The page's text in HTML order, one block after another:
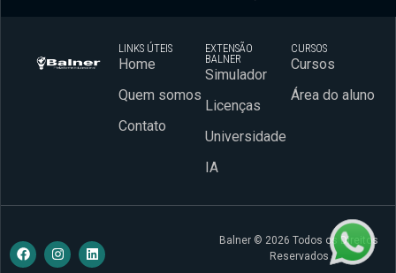
LINKS ÚTEIS
Home
Quem somos
Contato
EXTENSÃO
BALNER
Simulador
Licenças
Universidade
IA
CURSOS
Cursos
Área do aluno
Balner © 2026 Todos os Direitos
Reservados